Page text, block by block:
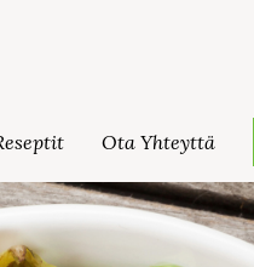
Ota Yhteyttä